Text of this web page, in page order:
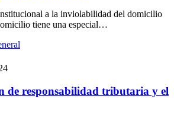
a la inviolabilidad del domicilio
tiene una especial…
de responsabilidad tributaria y el